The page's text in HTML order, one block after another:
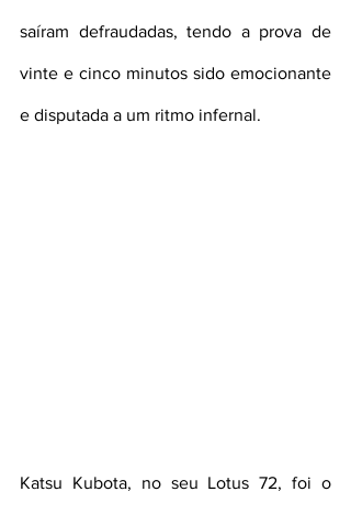
saíram defraudadas, tendo a prova de
vinte e cinco minutos sido emocionante
e disputada a um ritmo infernal.
Katsu Kubota, no seu Lotus 72, foi o